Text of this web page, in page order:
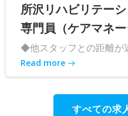
所沢リハビリテー
専門員（ケアマネ
◆他スタッフとの距離が
Read more
すべての求